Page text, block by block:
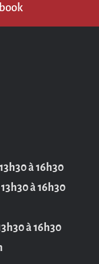
à 16h30
à 16h30
à 16h30